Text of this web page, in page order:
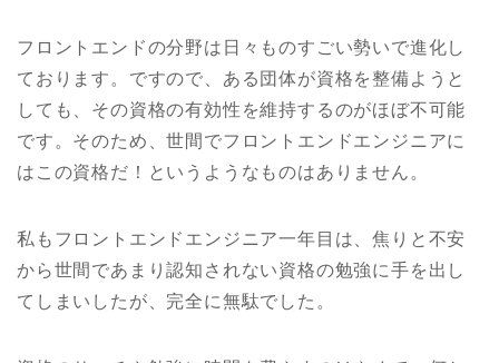
フロントエンドの分野は日々ものすごい勢いで進化し
ております。ですので、ある団体が資格を整備ようと
しても、その資格の有効性を維持するのがほぼ不可能
です。そのため、世間でフロントエンドエンジニアに
はこの資格だ！というようなものはありません。
私もフロントエンドエンジニア一年目は、焦りと不安
から世間であまり認知されない資格の勉強に手を出し
てしまいしたが、完全に無駄でした。